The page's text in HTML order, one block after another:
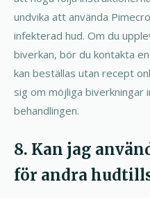
undvika att använda
infekterad hud. Om du
biverkan, bör du kontakta
kan beställas utan recept
sig om möjliga biverkningar
behandlingen.
8. Kan jag
för andra